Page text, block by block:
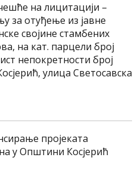
на лицитацији –
за отуђење из јавне
својине стамбених
на кат. парцели број
непокретности број
улица Светосавска
пројеката
у Општини Косјерић